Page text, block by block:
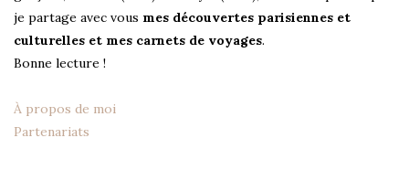
je partage avec vous mes découvertes parisiennes et
culturelles et mes carnets de voyages.
Bonne lecture !
À propos de moi
Partenariats